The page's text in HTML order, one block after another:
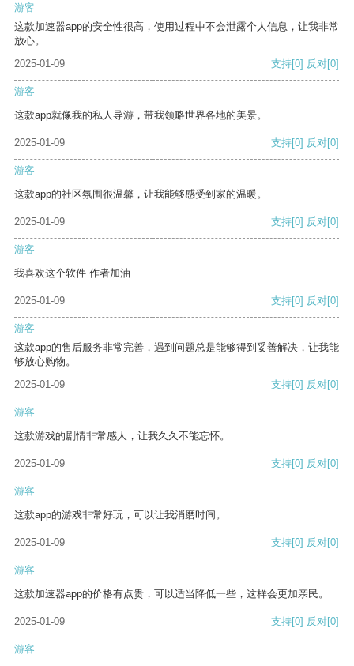
游客
这款加速器app的安全性很高，使用过程中不会泄露个人信息，让我非常
放心。
2025-01-09
支持[0] 反对[0]
游客
这款app就像我的私人导游，带我领略世界各地的美景。
2025-01-09 支持[0] 反对[0]
游客
这款app的社区氛围很温馨，让我能够感受到家的温暖。
2025-01-09 支持[0] 反对[0]
游客
我喜欢这个软件 作者加油
2025-01-09 支持[0] 反对[0]
游客
这款app的售后服务非常完善，遇到问题总是能够得到妥善解决，让我能
够放心购物。
2025-01-09
支持[0] 反对[0]
游客
这款游戏的剧情非常感人，让我久久不能忘怀。
2025-01-09 支持[0] 反对[0]
游客
这款app的游戏非常好玩，可以让我消磨时间。
2025-01-09 支持[0] 反对[0]
游客
这款加速器app的价格有点贵，可以适当降低一些，这样会更加亲民。
2025-01-09 支持[0] 反对[0]
游客